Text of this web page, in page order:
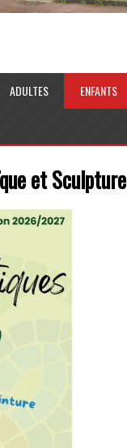
ADULTES ENFANTS
et Sculpture